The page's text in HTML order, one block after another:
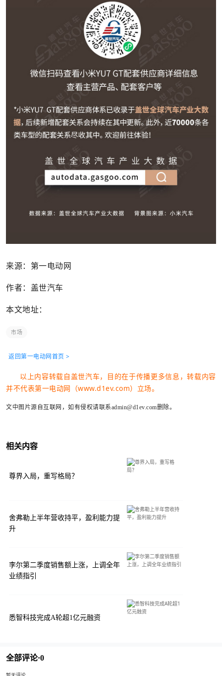
来源：第一电动网
作者：盖世汽车
本文地址：
市场
返回第一电动网首页 >
以上内容转载自盖世汽车，目的在于传播更多信息，转载内容
并不代表第一电动网（www.d1ev.com）立场。
文中图片源自互联网，如有侵权请联系admin@d1ev.com删除。
相关内容
尊界入局，重写格局？
舍弗勒上半年营收持平，盈利能力提
升
李尔第二季度销售额上涨，上调全年
业绩指引
悉智科技完成A轮超1亿元融资
全部评论·0